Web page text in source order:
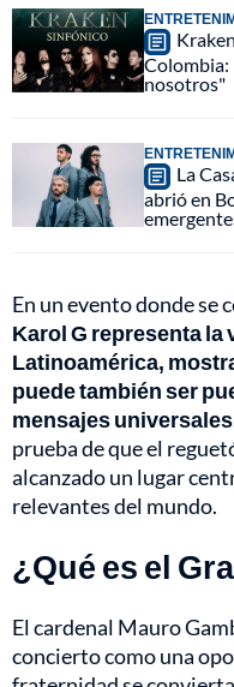
Colombia:
nosotros"
La
abrió en
En un evento donde se
Karol G representa la
Latinoamérica,
puede también ser
mensajes universales
prueba de que el
alcanzado un lugar
relevantes del mundo.
¿Qué es el
El cardenal Mauro
concierto como una